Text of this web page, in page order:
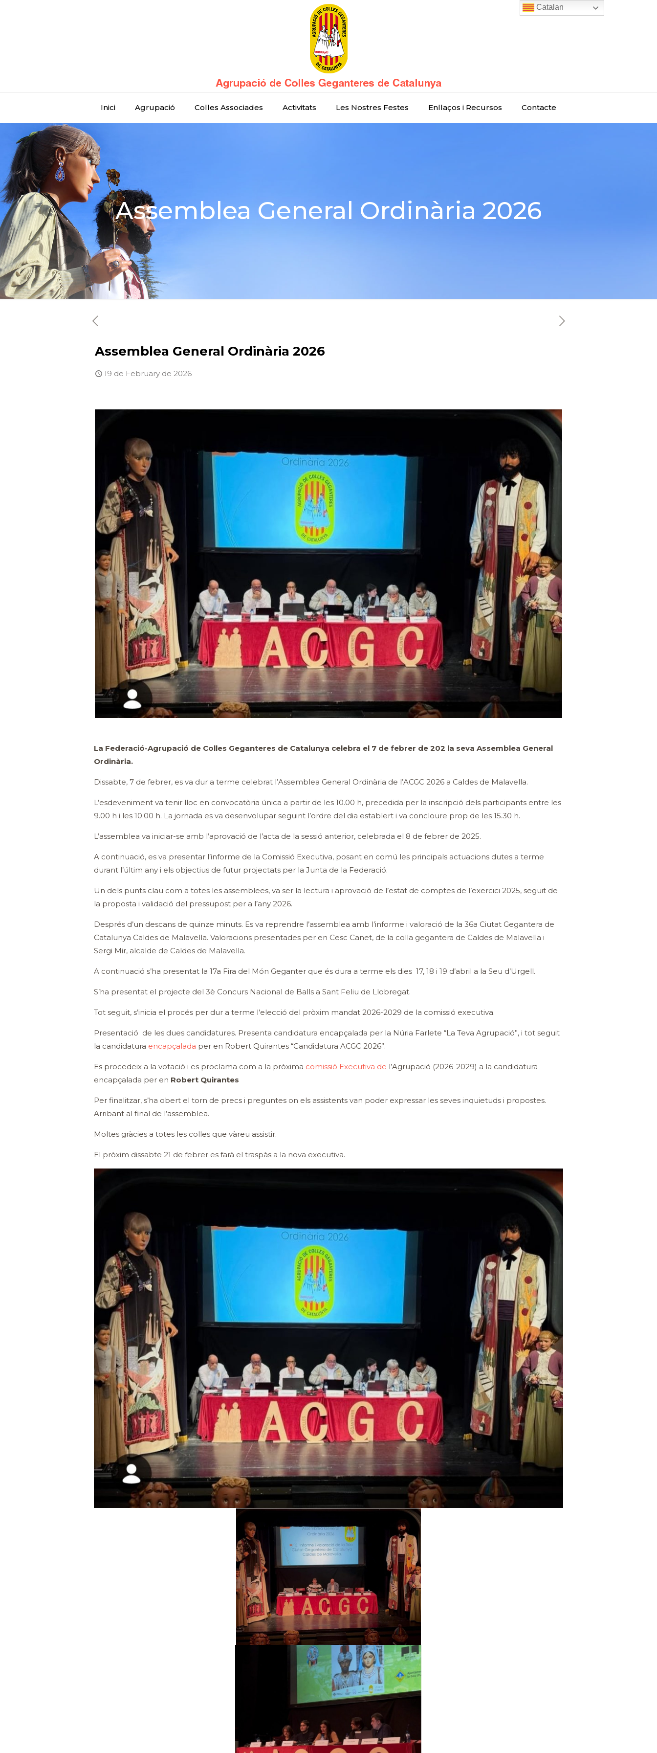
Inici Agrupació Colles Associades Activitats Les Nostres Festes Enllaços i Recursos Contacte
Assemblea General Ordinària 2026
Assemblea General Ordinària 2026
19 de February de 2026
La Federació-Agrupació de Colles Geganteres de Catalunya celebra el 7 de febrer de 202 la seva Assemblea General
Ordinària.
Dissabte, 7 de febrer, es va dur a terme celebrat l’Assemblea General Ordinària de l’ACGC 2026 a Caldes de Malavella.
L’esdeveniment va tenir lloc en convocatòria única a partir de les 10.00 h, precedida per la inscripció dels participants entre les
9.00 h i les 10.00 h. La jornada es va desenvolupar seguint l’ordre del dia establert i va concloure prop de les 15.30 h.
L’assemblea va iniciar-se amb l’aprovació de l’acta de la sessió anterior, celebrada el 8 de febrer de 2025.
A continuació, es va presentar l’informe de la Comissió Executiva, posant en comú les principals actuacions dutes a terme
durant l’últim any i els objectius de futur projectats per la Junta de la Federació.
Un dels punts clau com a totes les assemblees, va ser la lectura i aprovació de l’estat de comptes de l’exercici 2025, seguit de
la proposta i validació del pressupost per a l’any 2026.
Després d’un descans de quinze minuts. Es va reprendre l’assemblea amb l’informe i valoració de la 36a Ciutat Gegantera de
Catalunya Caldes de Malavella. Valoracions presentades per en Cesc Canet, de la colla gegantera de Caldes de Malavella i
Sergi Mir, alcalde de Caldes de Malavella.
A continuació s’ha presentat la 17a Fira del Món Geganter que és dura a terme els dies 17, 18 i 19 d’abril a la Seu d’Urgell.
S’ha presentat el projecte del 3è Concurs Nacional de Balls a Sant Feliu de Llobregat.
Tot seguit, s’inicia el procés per dur a terme l’elecció del pròxim mandat 2026-2029 de la comissió executiva.
Presentació de les dues candidatures. Presenta candidatura encapçalada per la Núria Farlete “La Teva Agrupació”, i tot seguit
la candidatura encapçalada per en Robert Quirantes “Candidatura ACGC 2026”.
Es procedeix a la votació i es proclama com a la pròxima comissió Executiva de l’Agrupació (2026-2029) a la candidatura
encapçalada per en Robert Quirantes
Per finalitzar, s’ha obert el torn de precs i preguntes on els assistents van poder expressar les seves inquietuds i propostes.
Arribant al final de l’assemblea.
Moltes gràcies a totes les colles que vàreu assistir.
El pròxim dissabte 21 de febrer es farà el traspàs a la nova executiva.
Catalan